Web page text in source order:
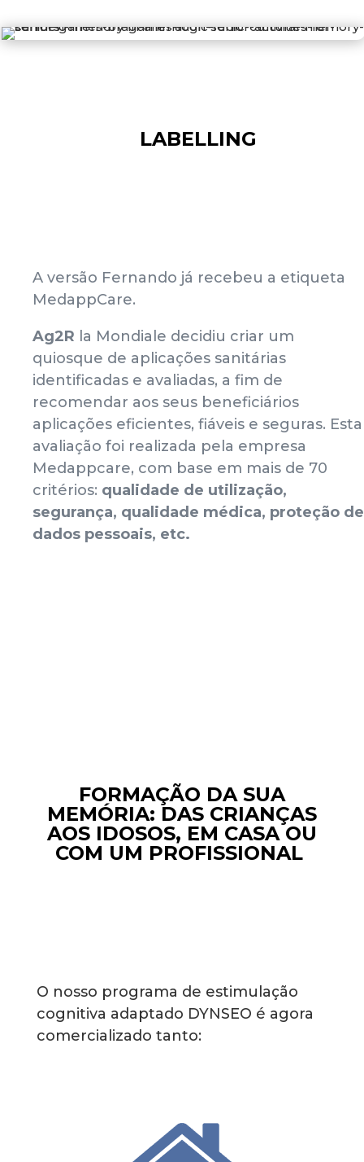
LABELLING
A versão Fernando já recebeu a etiqueta
MedappCare.
Ag2R la Mondiale decidiu criar um
quiosque de aplicações sanitárias
identificadas e avaliadas, a fim de
recomendar aos seus beneficiários
aplicações eficientes, fiáveis e seguras. Esta
avaliação foi realizada pela empresa
Medappcare, com base em mais de 70
critérios: qualidade de utilização,
segurança, qualidade médica, proteção de
dados pessoais, etc.
FORMAÇÃO DA SUA
MEMÓRIA: DAS CRIANÇAS
AOS IDOSOS, EM CASA OU
COM UM PROFISSIONAL
O nosso programa de estimulação
cognitiva adaptado DYNSEO é agora
comercializado tanto: